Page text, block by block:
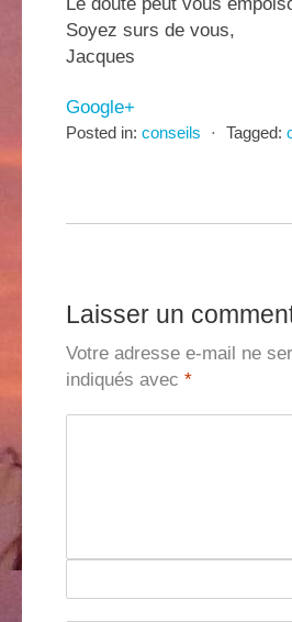
Soyez surs de vous,
Jacques
Google+
Posted in: conseils ⋅ Tagged:
Laisser un
Votre adresse e-mail ne
indiqués avec *